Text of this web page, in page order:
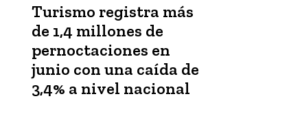
Turismo registra más
de 1,4 millones de
pernoctaciones en
junio con una caída de
3,4% a nivel nacional